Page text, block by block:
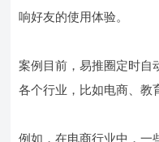
响好友的使用体验。
案例目前，易推圈定时自
各个行业，比如电商、教
例如，在电商行业中，一